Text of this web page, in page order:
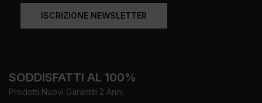
ISCRIZIONE NEWSLETTER
SODDISFATTI AL 100%
Prodotti Nuovi Garantiti 2 Anni.